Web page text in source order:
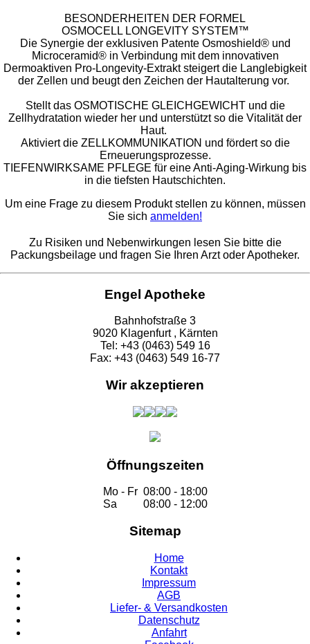
​BESONDERHEITEN DER FORMEL
OSMOCELL LONGEVITY SYSTEM™
Die Synergie der exklusiven Patente Osmoshield® und
Microceramid® in Verbindung mit dem innovativen
Dermoaktiven Pro-Longevity-Extrakt steigert die Langlebigkeit
der Zellen und beugt den Zeichen der Hautalterung vor.
Stellt das OSMOTISCHE GLEICHGEWICHT und die
Zellhydratation wieder her und unterstützt so die Vitalität der
Haut.
Aktiviert die ZELLKOMMUNIKATION und fördert so die
Erneuerungsprozesse.
TIEFENWIRKSAME PFLEGE für eine Anti-Aging-Wirkung bis
in die tiefsten Hautschichten.
Um eine Frage zu diesem Produkt stellen zu können, müssen
Sie sich anmelden!
Zu Risiken und Nebenwirkungen lesen Sie bitte die
Packungsbeilage und fragen Sie Ihren Arzt oder Apotheker.
Engel Apotheke
Bahnhofstraße 3
9020 Klagenfurt , Kärnten
Tel: +43 (0463) 549 16
Fax: +43 (0463) 549 16-77
Wir akzeptieren
Öffnungszeiten
Mo - Fr 08:00 - 18:00
Sa
08:00 - 12:00
Sitemap
Home
Kontakt
Impressum
AGB
Liefer- & Versandkosten
Datenschutz
Anfahrt